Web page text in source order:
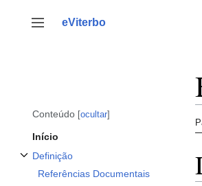
para
Alternar barra lateral
eViterbo
Conteúdo ocultar
Início
Definição
Referências Documentais